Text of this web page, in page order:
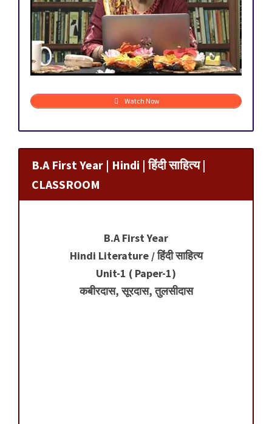
Watch Now
B.A First Year | Hindi | हिंदी साहित्य |
CLASSROOM
B.A First Year
Hindi Literature / हिंदी साहित्य
Unit-1 ( Paper-1)
कबीरदास, सूरदास, तुलसीदास